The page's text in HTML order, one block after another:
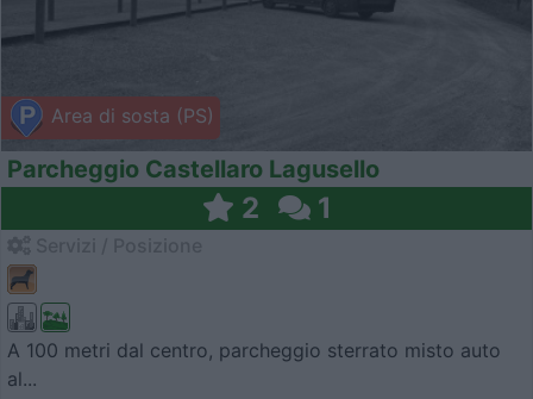
Area di sosta (PS)
Parcheggio Castellaro Lagusello
2 1
A 100 metri dal centro, parcheggio sterrato misto auto
al...